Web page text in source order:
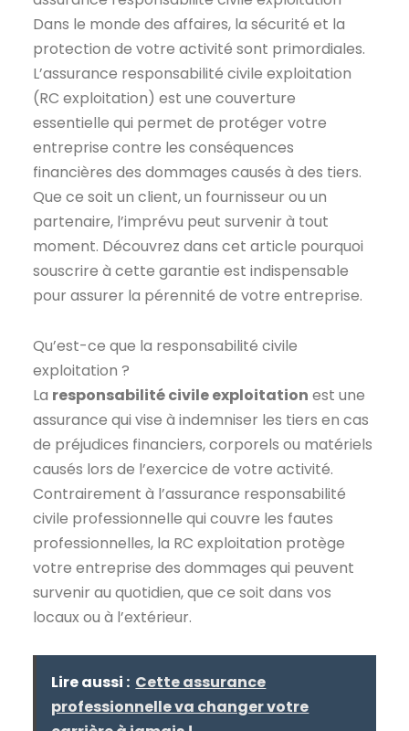
Dans le monde des affaires, la sécurité et la
protection de votre activité sont primordiales.
L’assurance responsabilité civile exploitation
(RC exploitation) est une couverture
essentielle qui permet de protéger votre
entreprise contre les conséquences
financières des dommages causés à des tiers.
Que ce soit un client, un fournisseur ou un
partenaire, l’imprévu peut survenir à tout
moment. Découvrez dans cet article pourquoi
souscrire à cette garantie est indispensable
pour assurer la pérennité de votre entreprise.
Qu’est-ce que la responsabilité civile
exploitation ?
La responsabilité civile exploitation est une
assurance qui vise à indemniser les tiers en cas
de préjudices financiers, corporels ou matériels
causés lors de l’exercice de votre activité.
Contrairement à l’assurance responsabilité
civile professionnelle qui couvre les fautes
professionnelles, la RC exploitation protège
votre entreprise des dommages qui peuvent
survenir au quotidien, que ce soit dans vos
locaux ou à l’extérieur.
Lire aussi : Cette assurance
professionnelle va changer votre